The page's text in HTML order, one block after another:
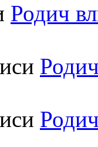
Родич